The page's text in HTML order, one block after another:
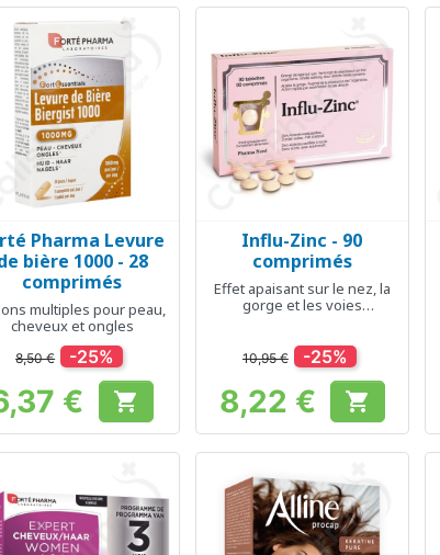
Aperçu rapide
Pharma Levure
bière 1000 - 28
comprimés
multiples pour peau,
cheveux et ongles
8,50 € -25%
Prix
€ 
Aperçu rapide
Influ-Zinc - 90
comprimés
Effet apaisant sur le nez, la
gorge et les voies
10,95 € -25%
Prix
8,22 € 